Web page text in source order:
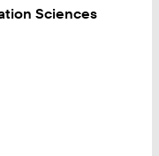
Sciences